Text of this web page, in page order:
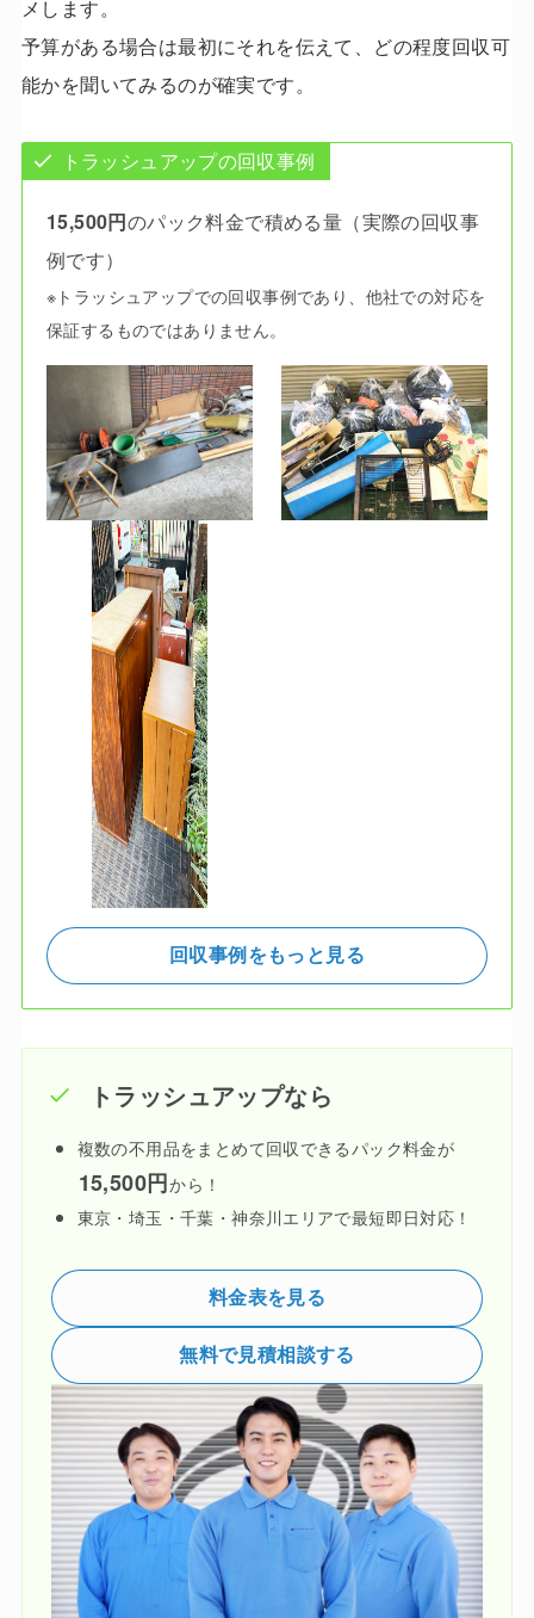
メします。
予算がある場合は最初にそれを伝えて、どの程度回収可
能かを聞いてみるのが確実です。
トラッシュアップの回収事例
15,500円のパック料金で積める量（実際の回収事
例です）
※トラッシュアップでの回収事例であり、他社での対応を
保証するものではありません。
回収事例をもっと見る
トラッシュアップなら
複数の不用品をまとめて回収できるパック料金が
15,500円から！
東京・埼玉・千葉・神奈川エリアで最短即日対応！
料金表を見る
無料で見積相談する